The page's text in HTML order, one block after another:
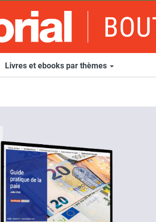
Livres et ebooks par thèmes